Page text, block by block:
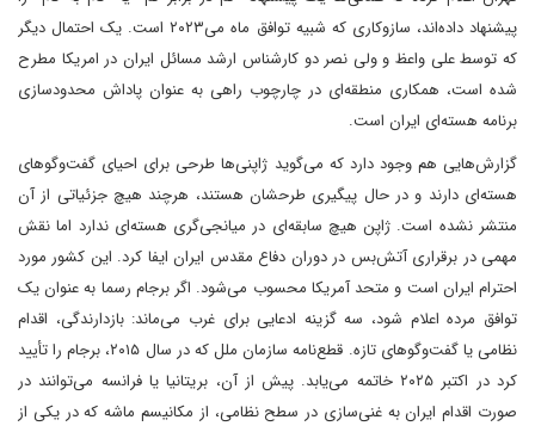
پیشنهاد داده‌اند، سازوکاری که شبیه توافق ماه می‌۲۰۲۳ است. یک احتمال دیگر
که توسط علی واعظ و ولی نصر دو کارشناس ارشد مسائل ایران در امریکا مطرح
شده است، همکاری منطقه‌ای در چارچوب راهی به عنوان پاداش محدودسازی
برنامه هسته‌ای ایران است.
گزارش‌هایی هم وجود دارد که می‌گوید ژاپنی‌ها طرحی برای احیای گفت‌وگوهای
هسته‌ای دارند و در حال پیگیری طرحشان هستند، هرچند هیچ جزئیاتی از آن
منتشر نشده است. ژاپن هیچ سابقه‌ای در میانجی‌گری هسته‌ای ندارد اما نقش
مهمی در برقراری آتش‌بس در دوران دفاع مقدس ایران ایفا کرد. این کشور مورد
احترام ایران است و متحد آمریکا محسوب می‌شود. اگر برجام رسما به عنوان یک
توافق مرده اعلام شود، سه گزینه ادعایی برای غرب می‌ماند: بازدارندگی، اقدام
نظامی یا گفت‌وگوهای تازه. قطع‌نامه سازمان ملل که در سال ۲۰۱۵، برجام را تأیید
کرد در اکتبر ۲۰۲۵ خاتمه می‌یابد. پیش از آن، بریتانیا یا فرانسه می‌توانند در
صورت اقدام ایران به غنی‌سازی در سطح نظامی، از مکانیسم ماشه که در یکی از